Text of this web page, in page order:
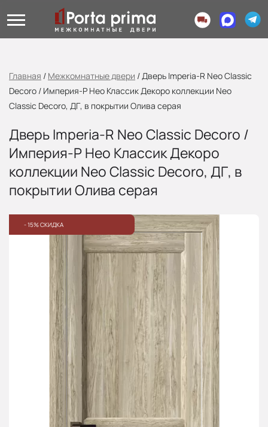
Главная / Межкомнатные двери /Дверь Imperia-R Neo Classic
Decoro / Империя-Р Нео Классик Декоро коллекции Neo
Classic Decoro, ДГ, в покрытии Олива серая
Дверь Imperia-R Neo Classic Decoro /
Империя-Р Нео Классик Декоро
коллекции Neo Classic Decoro, ДГ, в
покрытии Олива серая
- 15% СКИДКА